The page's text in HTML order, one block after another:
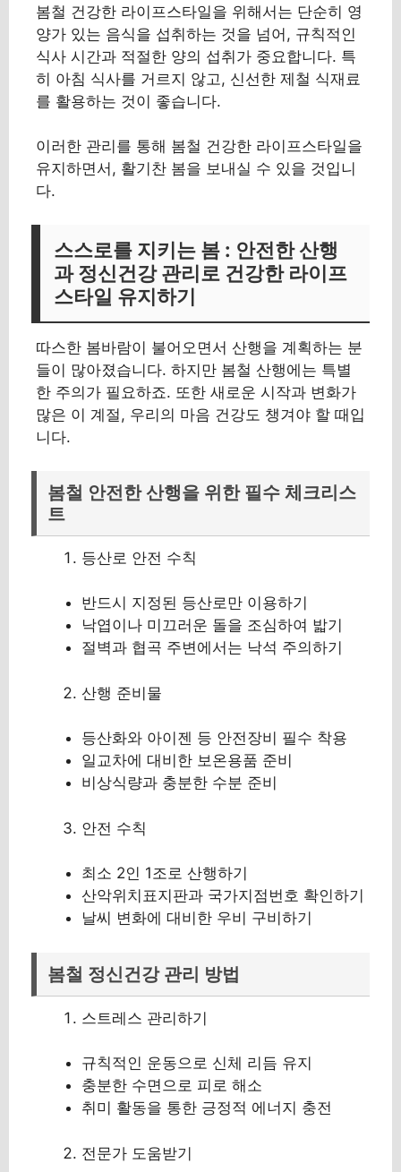
봄철 건강한 라이프스타일을 위해서는 단순히 영
양가 있는 음식을 섭취하는 것을 넘어, 규칙적인
식사 시간과 적절한 양의 섭취가 중요합니다. 특
히 아침 식사를 거르지 않고, 신선한 제철 식재료
를 활용하는 것이 좋습니다.
이러한 관리를 통해 봄철 건강한 라이프스타일을
유지하면서, 활기찬 봄을 보내실 수 있을 것입니
다.
스스로를 지키는 봄 : 안전한 산행
과 정신건강 관리로 건강한 라이프
스타일 유지하기
따스한 봄바람이 불어오면서 산행을 계획하는 분
들이 많아졌습니다. 하지만 봄철 산행에는 특별
한 주의가 필요하죠. 또한 새로운 시작과 변화가
많은 이 계절, 우리의 마음 건강도 챙겨야 할 때입
니다.
봄철 안전한 산행을 위한 필수 체크리스
트
등산로 안전 수칙
반드시 지정된 등산로만 이용하기
낙엽이나 미끄러운 돌을 조심하여 밟기
절벽과 협곡 주변에서는 낙석 주의하기
산행 준비물
등산화와 아이젠 등 안전장비 필수 착용
일교차에 대비한 보온용품 준비
비상식량과 충분한 수분 준비
안전 수칙
최소 2인 1조로 산행하기
산악위치표지판과 국가지점번호 확인하기
날씨 변화에 대비한 우비 구비하기
봄철 정신건강 관리 방법
스트레스 관리하기
규칙적인 운동으로 신체 리듬 유지
충분한 수면으로 피로 해소
취미 활동을 통한 긍정적 에너지 충전
전문가 도움받기